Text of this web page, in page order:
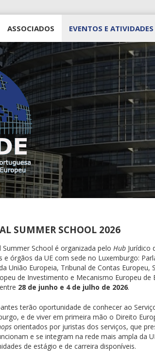
ASSOCIADOS EVENTOS E ATIVIDADES
SUMMER SCHOOL 2026
Summer School é organizada pelo Hub Jurídico
e órgãos da UE com sede no Luxemburgo:
União Europeia, Tribunal de Contas Europeu,
de Investimento e Mecanismo Europeu de
28 de junho e 4 de julho de 2026.
terão oportunidade de conhecer ao
e de viver em primeira mão o Direito
orientados por juristas dos serviços, que
e se integram na rede mais ampla da
de estágio e de carreira disponíveis.